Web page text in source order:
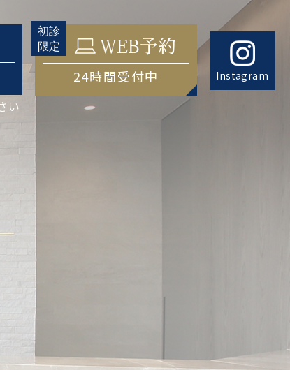
い
WEB予約
24時間受付中
Instagram